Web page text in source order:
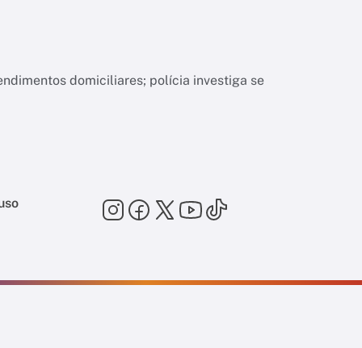
domiciliares; polícia investiga se